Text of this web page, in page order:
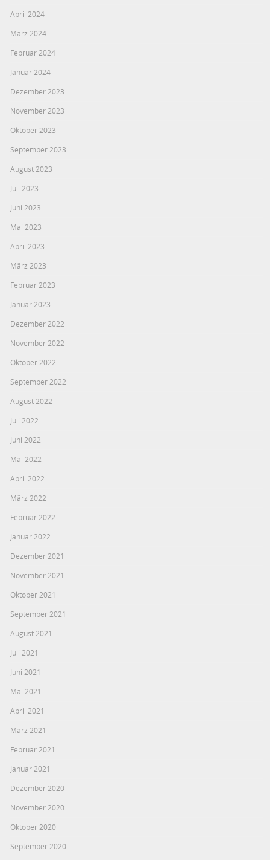
April 2024
März 2024
Februar 2024
Januar 2024
Dezember 2023
November 2023
Oktober 2023
September 2023
August 2023
Juli 2023
Juni 2023
Mai 2023
April 2023
März 2023
Februar 2023
Januar 2023
Dezember 2022
November 2022
Oktober 2022
September 2022
August 2022
Juli 2022
Juni 2022
Mai 2022
April 2022
März 2022
Februar 2022
Januar 2022
Dezember 2021
November 2021
Oktober 2021
September 2021
August 2021
Juli 2021
Juni 2021
Mai 2021
April 2021
März 2021
Februar 2021
Januar 2021
Dezember 2020
November 2020
Oktober 2020
September 2020